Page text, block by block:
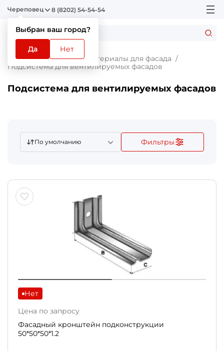
Череповец
Выбран ваш город?
Да Нет
8 (8202) 54-54-54
Главная Каталог
Материалы для фасада
Подсистема для вентилируемых фасадов
Подсистема для вентилируемых фасадов
По умолчанию Фильтры
Нет
Цена по запросу
Фасадный кронштейн подконструкции
50*50*50*1.2